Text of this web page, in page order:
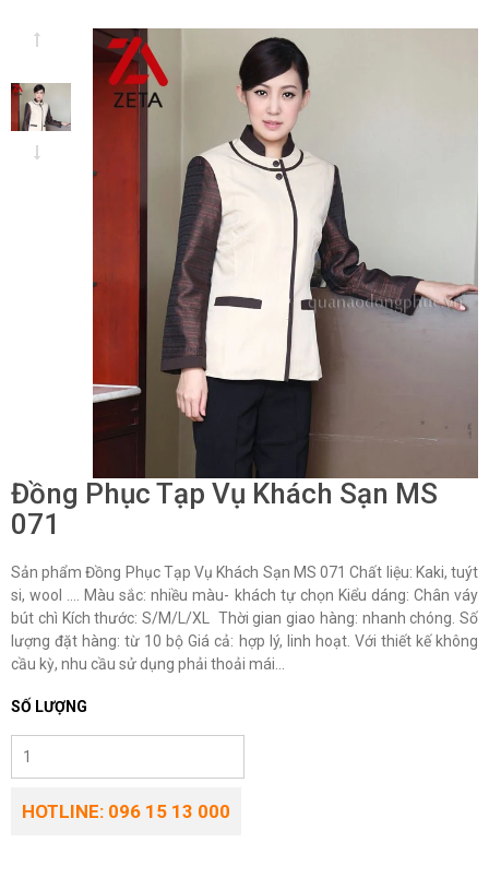
Đồng Phục Tạp Vụ Khách Sạn MS
071
Sản phẩm Đồng Phục Tạp Vụ Khách Sạn MS 071 Chất liệu: Kaki, tuýt
si, wool …. Màu sắc: nhiều màu- khách tự chọn Kiểu dáng: Chân váy
bút chì Kích thước: S/M/L/XL Thời gian giao hàng: nhanh chóng. Số
lượng đặt hàng: từ 10 bộ Giá cả: hợp lý, linh hoạt. Với thiết kế không
cầu kỳ, nhu cầu sử dụng phải thoải mái...
SỐ LƯỢNG
HOTLINE: 096 15 13 000